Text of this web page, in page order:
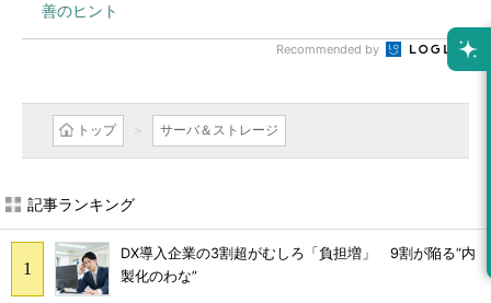
善のヒント
Recommended by
トップ サーバ＆ストレージ
記事ランキング
DX導入企業の3割超がむしろ「負担増」 9割が陥る“内
製化のわな”